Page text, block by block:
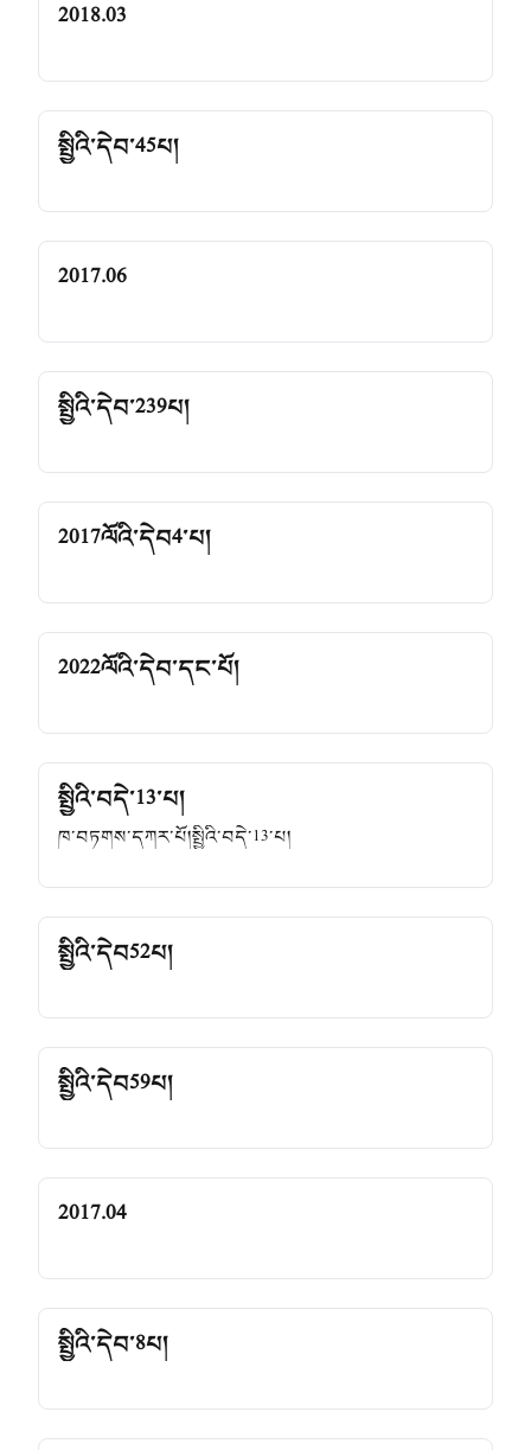
2018.03
སྤྱིའི་དེབ་45པ།
2017.06
སྤྱིའི་དེབ་239པ།
2017ལོའི་དེབ4་པ།
2022ལོའི་དེབ་དང་པོ།
སྤྱིའི་བདེ་13་པ།
ཁ་བཏགས་དཀར་པོ།སྤྱིའི་བདེ་13་པ།
སྤྱིའི་དེབ52པ།
སྤྱིའི་དེབ59པ།
2017.04
སྤྱིའི་དེབ་8པ།